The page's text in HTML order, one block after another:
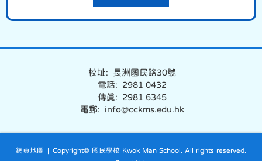
校址: 長洲國民路30號
電話: 2981 0432
傳真: 2981 6345
電郵: info@cckms.edu.hk
網頁地圖 | Copyright© 國民學校 Kwok Man School. All rights reserved.